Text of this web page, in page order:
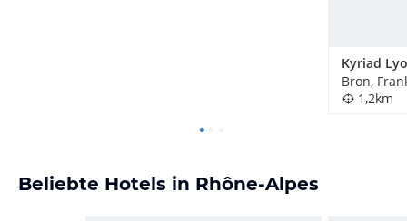
Bron,
1,2km
Beliebte Hotels in Rhône-Alpes